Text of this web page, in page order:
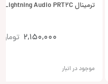
ترمینال Lightning Audio PRT2C
2,150,000 تومان
موجود در انبار